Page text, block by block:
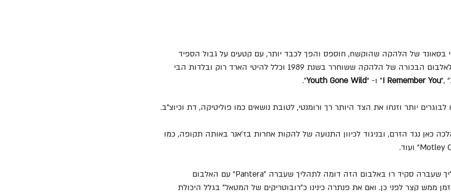
בסאונד של הלהקה שהוקשח, חוספס והפך לכבד יותר, עם קטעים על גבול הספיד
מטאל, וזאת בהשוואה לאלבום הבכורה של הלהקה ששוחרר בשנת 1989 וכלל להיטי הארד רוק ובלדות הבי
I Remember You", " " ו- “Youth Gone Wild
”.
יותר וזנחו את הצד היותר רך ורומנטי, לטובת נושאים כמו פוליטיקה, דת וכיוצ"ב.
כאן נגד הזרם, ובניגוד לכיוון התנועה של להקות אחרות בז'אנר באותה תקופה, כמו
אפשר גם לומר שהתהליך שעברה סקיד רו באלבום הזה דומה לתהליך שעברה "Pantera" עם האלבום
ממש קצר לפני כן. ואם את פנתרה כינינו כ"רובוטריקים של המטאל" בגלל היכולת